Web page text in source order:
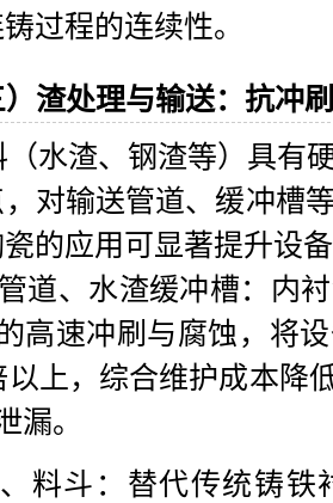
过程的连续性。
）渣处理与输送：抗冲
（水渣、钢渣等）具有
对输送管道、缓冲槽
的应用可显著提升设
道、水渣缓冲槽：内
高速冲刷与腐蚀，将
以上，综合维护成本降
漏。
料斗：替代传统铸铁